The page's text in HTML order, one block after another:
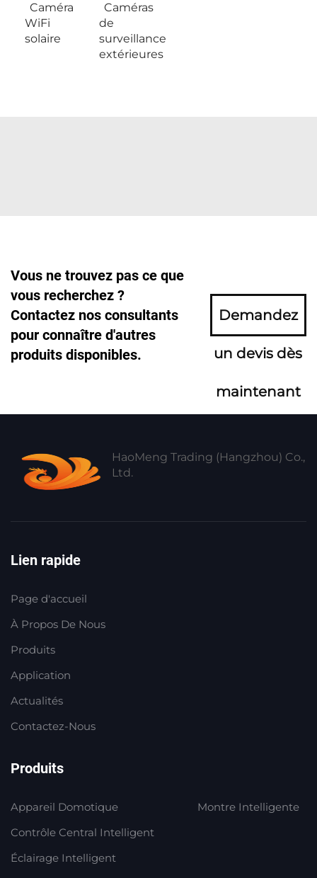
Caméra
WiFi
solaire
Caméras
de
surveillance
extérieures
Vous ne trouvez pas ce que
vous recherchez ?
Contactez nos consultants
pour connaître d'autres
produits disponibles.
Demandez
un devis dès
maintenant
HaoMeng Trading (Hangzhou) Co.,
Ltd.
Lien rapide
Page d'accueil
À Propos De Nous
Produits
Application
Actualités
Contactez-Nous
Produits
Appareil Domotique
Contrôle Central Intelligent
Éclairage Intelligent
Montre Intelligente